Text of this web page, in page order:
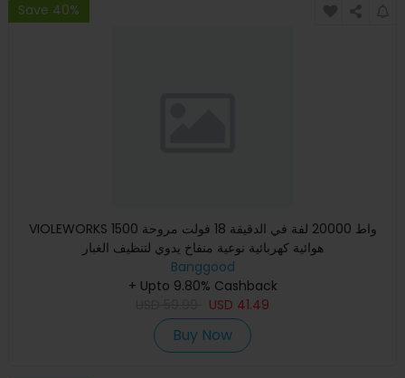
Save 40%
VIOLEWORKS 1500 واط 20000 لفة في الدقيقة 18 فولت مروحة
هوائية كهربائية نوعية منفاخ يدوي لتنظيف الغبار
Banggood
+ Upto 9.80% Cashback
USD 41.49
Buy Now